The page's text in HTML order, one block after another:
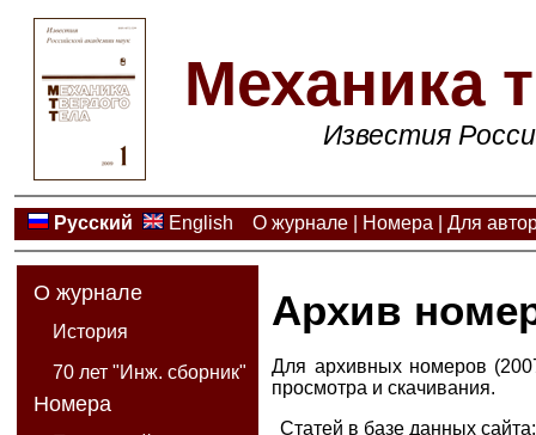
Механика
Известия
Русский English О журнале| Номера Для
О журнале
История
70 лет "Инж. сборник"
Номера
Архив
Для архивных номеров
просмотра и скачивания.
Статей в базе данных сайта: